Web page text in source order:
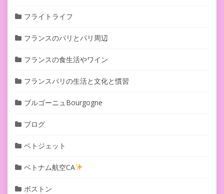
フライトライフ
フランスのパリとパリ周辺
フランスの食生活やワイン
フランスパリの生活と文化と慣習
ブルゴーニュBourgogne
ブログ
ベトジェット
ベトナム航空CA
ボストン